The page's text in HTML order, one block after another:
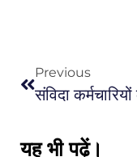
Previous
यह भी पढ़ें।